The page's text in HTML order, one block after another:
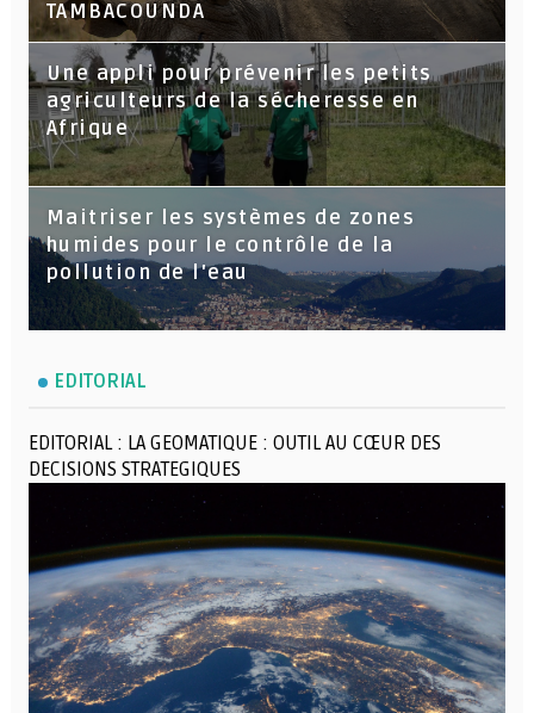
TAMBACOUNDA
Une appli pour prévenir les petits
agriculteurs de la sécheresse en
Afrique
Maitriser les systèmes de zones
humides pour le contrôle de la
pollution de l'eau
EDITORIAL
EDITORIAL : LA GEOMATIQUE : OUTIL AU CŒUR DES
DECISIONS STRATEGIQUES